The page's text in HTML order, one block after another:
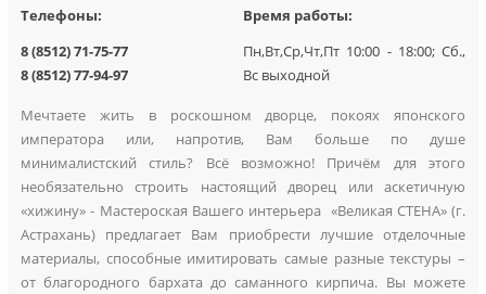
Телефоны:
8 (8512) 71-75-77
8 (8512) 77-94-97
Время работы:
Пн,Вт,Ср,Чт,Пт 10:00 - 18:00; Сб.,
Вс выходной
Мечтаете жить в роскошном дворце, покоях японского
императора или, напротив, Вам больше по душе
минималистский стиль? Всё возможно! Причём для этого
необязательно строить настоящий дворец или аскетичную
«хижину» - Мастероская Вашего интерьера «Великая СТЕНА» (г.
Астрахань) предлагает Вам приобрести лучшие отделочные
материалы, способные имитировать самые разные текстуры –
от благородного бархата до саманного кирпича. Вы можете